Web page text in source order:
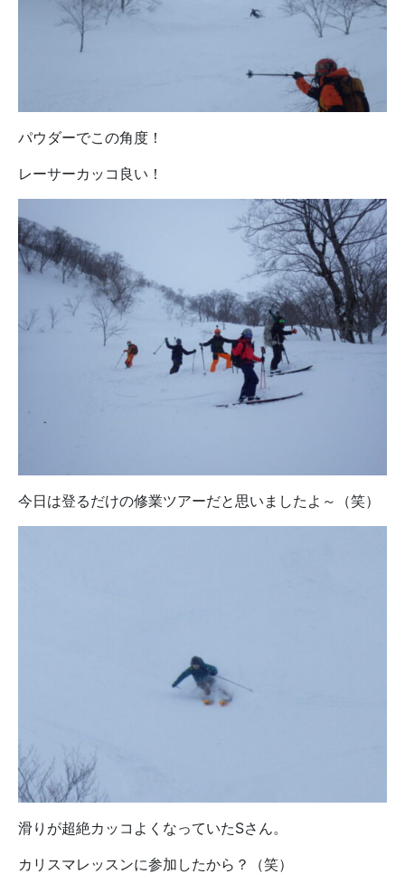
パウダーでこの角度！
レーサーカッコ良い！
今日は登るだけの修業ツアーだと思いましたよ～（笑）
滑りが超絶カッコよくなっていたSさん。
カリスマレッスンに参加したから？（笑）